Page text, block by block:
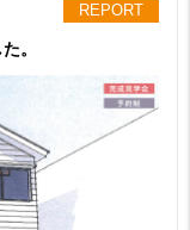
REPORT
。